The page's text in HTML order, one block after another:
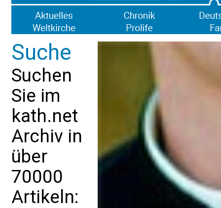
Suche
Suchen
Sie im
kath.net
Archiv in
über
70000
Artikeln: